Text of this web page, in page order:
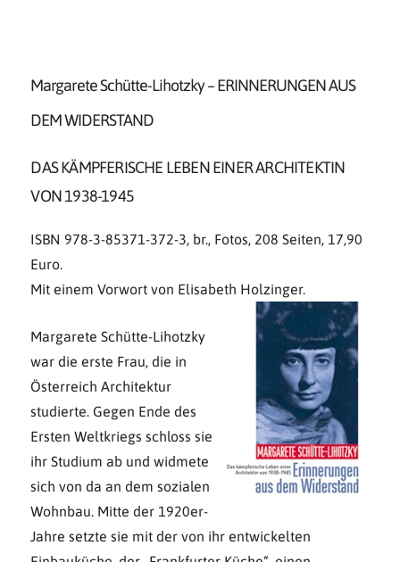
Margarete Schütte-Lihotzky – ERINNERUNGEN AUS
DEM WIDERSTAND
DAS KÄMPFERISCHE LEBEN EINER ARCHITEKTIN
VON 1938-1945
ISBN 978-3-85371-372-3, br., Fotos, 208 Seiten, 17,90
Euro.
Mit einem Vorwort von Elisabeth Holzinger.
Margarete Schütte-Lihotzky
war die erste Frau, die in
Österreich Architektur
studierte. Gegen Ende des
Ersten Weltkriegs schloss sie
ihr Studium ab und widmete
sich von da an dem sozialen
Wohnbau. Mitte der 1920er-
Jahre setzte sie mit der von ihr entwickelten